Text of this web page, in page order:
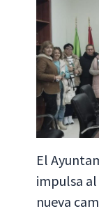
El
impulsa
nueva